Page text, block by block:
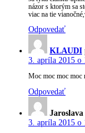
názor s ktorým sa
viac na tie
Odpovedať
KLAUDI
3. apríla 2015 o
Moc moc moc moc
Odpovedať
Jaroslava
3. apríla 2015 o